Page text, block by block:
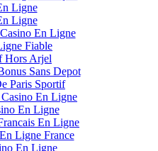
Ligne
Ligne
En Ligne
Fiable
Hors Arjel
Sans Depot
Paris Sportif
En Ligne
En Ligne
En Ligne
Ligne France
En Ligne